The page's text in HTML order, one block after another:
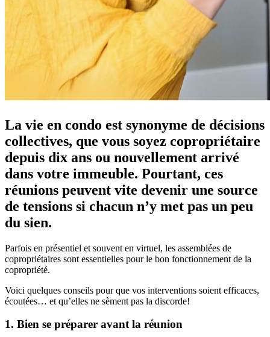
La vie en condo est synonyme de décisions
collectives, que vous soyez copropriétaire
depuis dix ans ou nouvellement arrivé
dans votre immeuble. Pourtant, ces
réunions peuvent vite devenir une source
de tensions si chacun n’y met pas un peu
du sien.
Parfois en présentiel et souvent en virtuel, les assemblées de
copropriétaires sont essentielles pour le bon fonctionnement de la
copropriété.
Voici quelques conseils pour que vos interventions soient efficaces,
écoutées… et qu’elles ne sèment pas la discorde!
1. Bien se préparer avant la réunion